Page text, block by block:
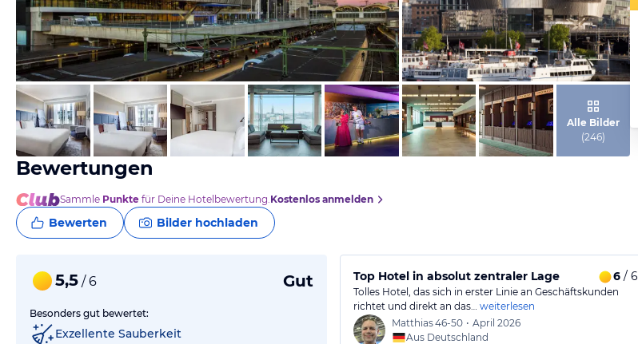
von Expedia von Expedia
Alle Bilder
(246)
Bewertungen
Sammle Punkte für Deine Hotelbewertung.Kostenlos anmelden
Bewerten Bilder hochladen
5,5 / 6 Gut
Besonders gut bewertet:
Exzellente Sauberkeit
Top Hotel in absolut zentraler Lage 6/ 6
Tolles Hotel, das sich in erster Linie an Geschäftskunden
richtet und direkt an das… weiterlesen
Matthias46-50 • April 2026
Aus Deutschland